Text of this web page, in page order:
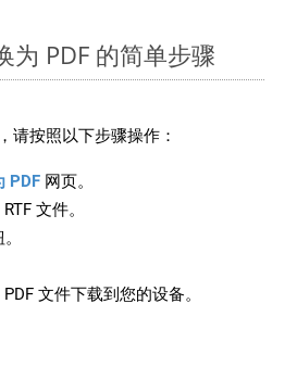
为 PDF 的简单步骤
，请按照以下步骤操作：
PDF 网页。
文件。
文件下载到您的设备。